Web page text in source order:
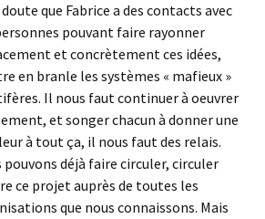
doute que Fabrice a des contacts avec
pouvant faire rayonner
et concrètement ces idées,
en branle les systèmes « mafieux »
Il nous faut continuer à oeuvrer
et songer chacun à donner une
à tout ça, il nous faut des relais.
pouvons déjà faire circuler, circuler
ce projet auprès de toutes les
que nous connaissons. Mais